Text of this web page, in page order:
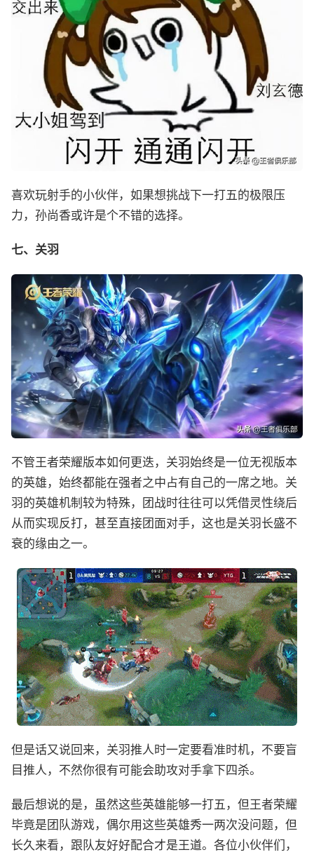
喜欢玩射手的小伙伴，如果想挑战下一打五的极限压
力，孙尚香或许是个不错的选择。
七、关羽
不管王者荣耀版本如何更迭，关羽始终是一位无视版本
的英雄，始终都能在强者之中占有自己的一席之地。关
羽的英雄机制较为特殊，团战时往往可以凭借灵性绕后
从而实现反打，甚至直接团面对手，这也是关羽长盛不
衰的缘由之一。
但是话又说回来，关羽推人时一定要看准时机，不要盲
目推人，不然你很有可能会助攻对手拿下四杀。
最后想说的是，虽然这些英雄能够一打五，但王者荣耀
毕竟是团队游戏，偶尔用这些英雄秀一两次没问题，但
长久来看，跟队友好好配合才是王道。各位小伙伴们，